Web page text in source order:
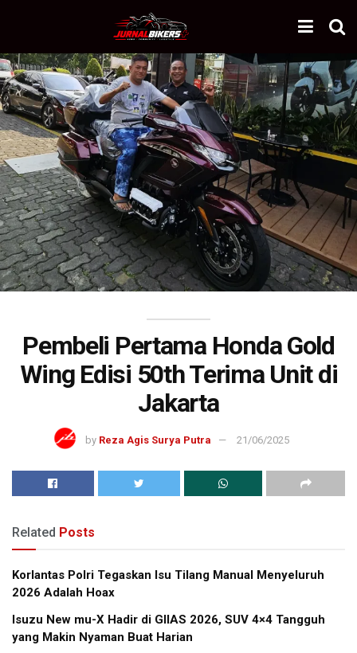
Pembeli Pertama Honda Gold
Wing Edisi 50th Terima Unit di
Jakarta
by Reza Agis Surya Putra 21/06/2025
Related Posts
Korlantas Polri Tegaskan Isu Tilang Manual Menyeluruh
2026 Adalah Hoax
Isuzu New mu-X Hadir di GIIAS 2026, SUV 4×4 Tangguh
yang Makin Nyaman Buat Harian